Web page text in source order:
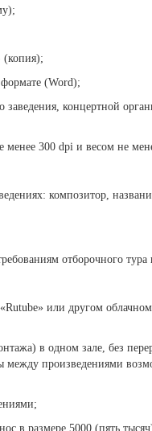
(копия);
(Word);
концертной
менее 300 dpi и весом не
композитор,
отборочного
или другом
в одном зале, без
между произведениями
в размере 5000 (пять